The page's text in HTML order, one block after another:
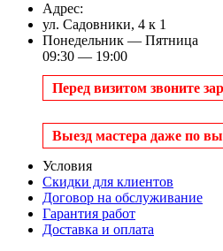
Адрес:
ул. Садовники, 4 к 1
Понедельник — Пятница
09:30 — 19:00
Перед визитом звоните
Выезд мастера даже по
Условия
Скидки для клиентов
Договор на обслуживание
Гарантия работ
Доставка и оплата